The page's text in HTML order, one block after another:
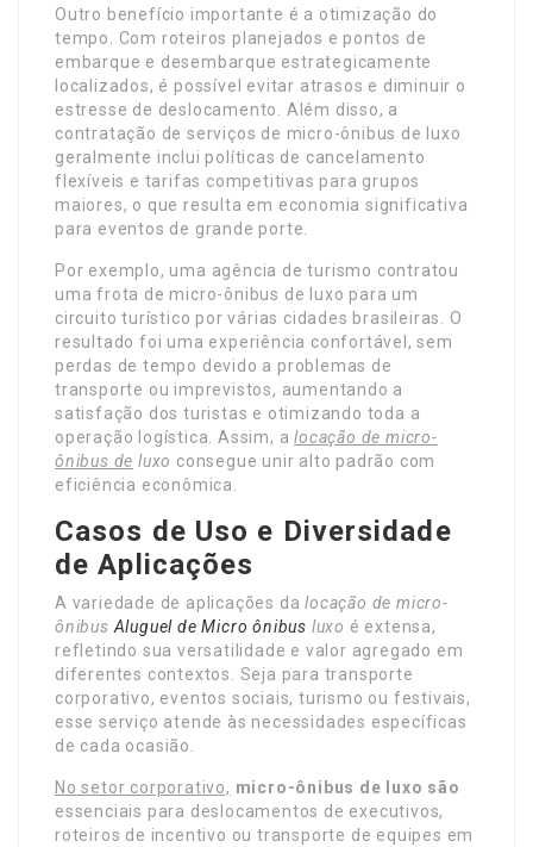
Outro benefício importante é a otimização do
tempo. Com roteiros planejados e pontos de
embarque e desembarque estrategicamente
localizados, é possível evitar atrasos e diminuir o
estresse de deslocamento. Além disso, a
contratação de serviços de micro-ônibus de luxo
geralmente inclui políticas de cancelamento
flexíveis e tarifas competitivas para grupos
maiores, o que resulta em economia significativa
para eventos de grande porte.
Por exemplo, uma agência de turismo contratou
uma frota de micro-ônibus de luxo para um
circuito turístico por várias cidades brasileiras. O
resultado foi uma experiência confortável, sem
perdas de tempo devido a problemas de
transporte ou imprevistos, aumentando a
satisfação dos turistas e otimizando toda a
operação logística. Assim, alocação de micro-
ônibus de luxo consegue unir alto padrão com
eficiência econômica.
Casos de Uso e Diversidade
de Aplicações
A variedade de aplicações dalocação de micro-
ônibus Aluguel de Micro ônibus luxo é extensa,
refletindo sua versatilidade e valor agregado em
diferentes contextos. Seja para transporte
corporativo, eventos sociais, turismo ou festivais,
esse serviço atende às necessidades específicas
de cada ocasião.
No setor corporativo, micro-ônibus de luxo são
essenciais para deslocamentos de executivos,
roteiros de incentivo ou transporte de equipes em